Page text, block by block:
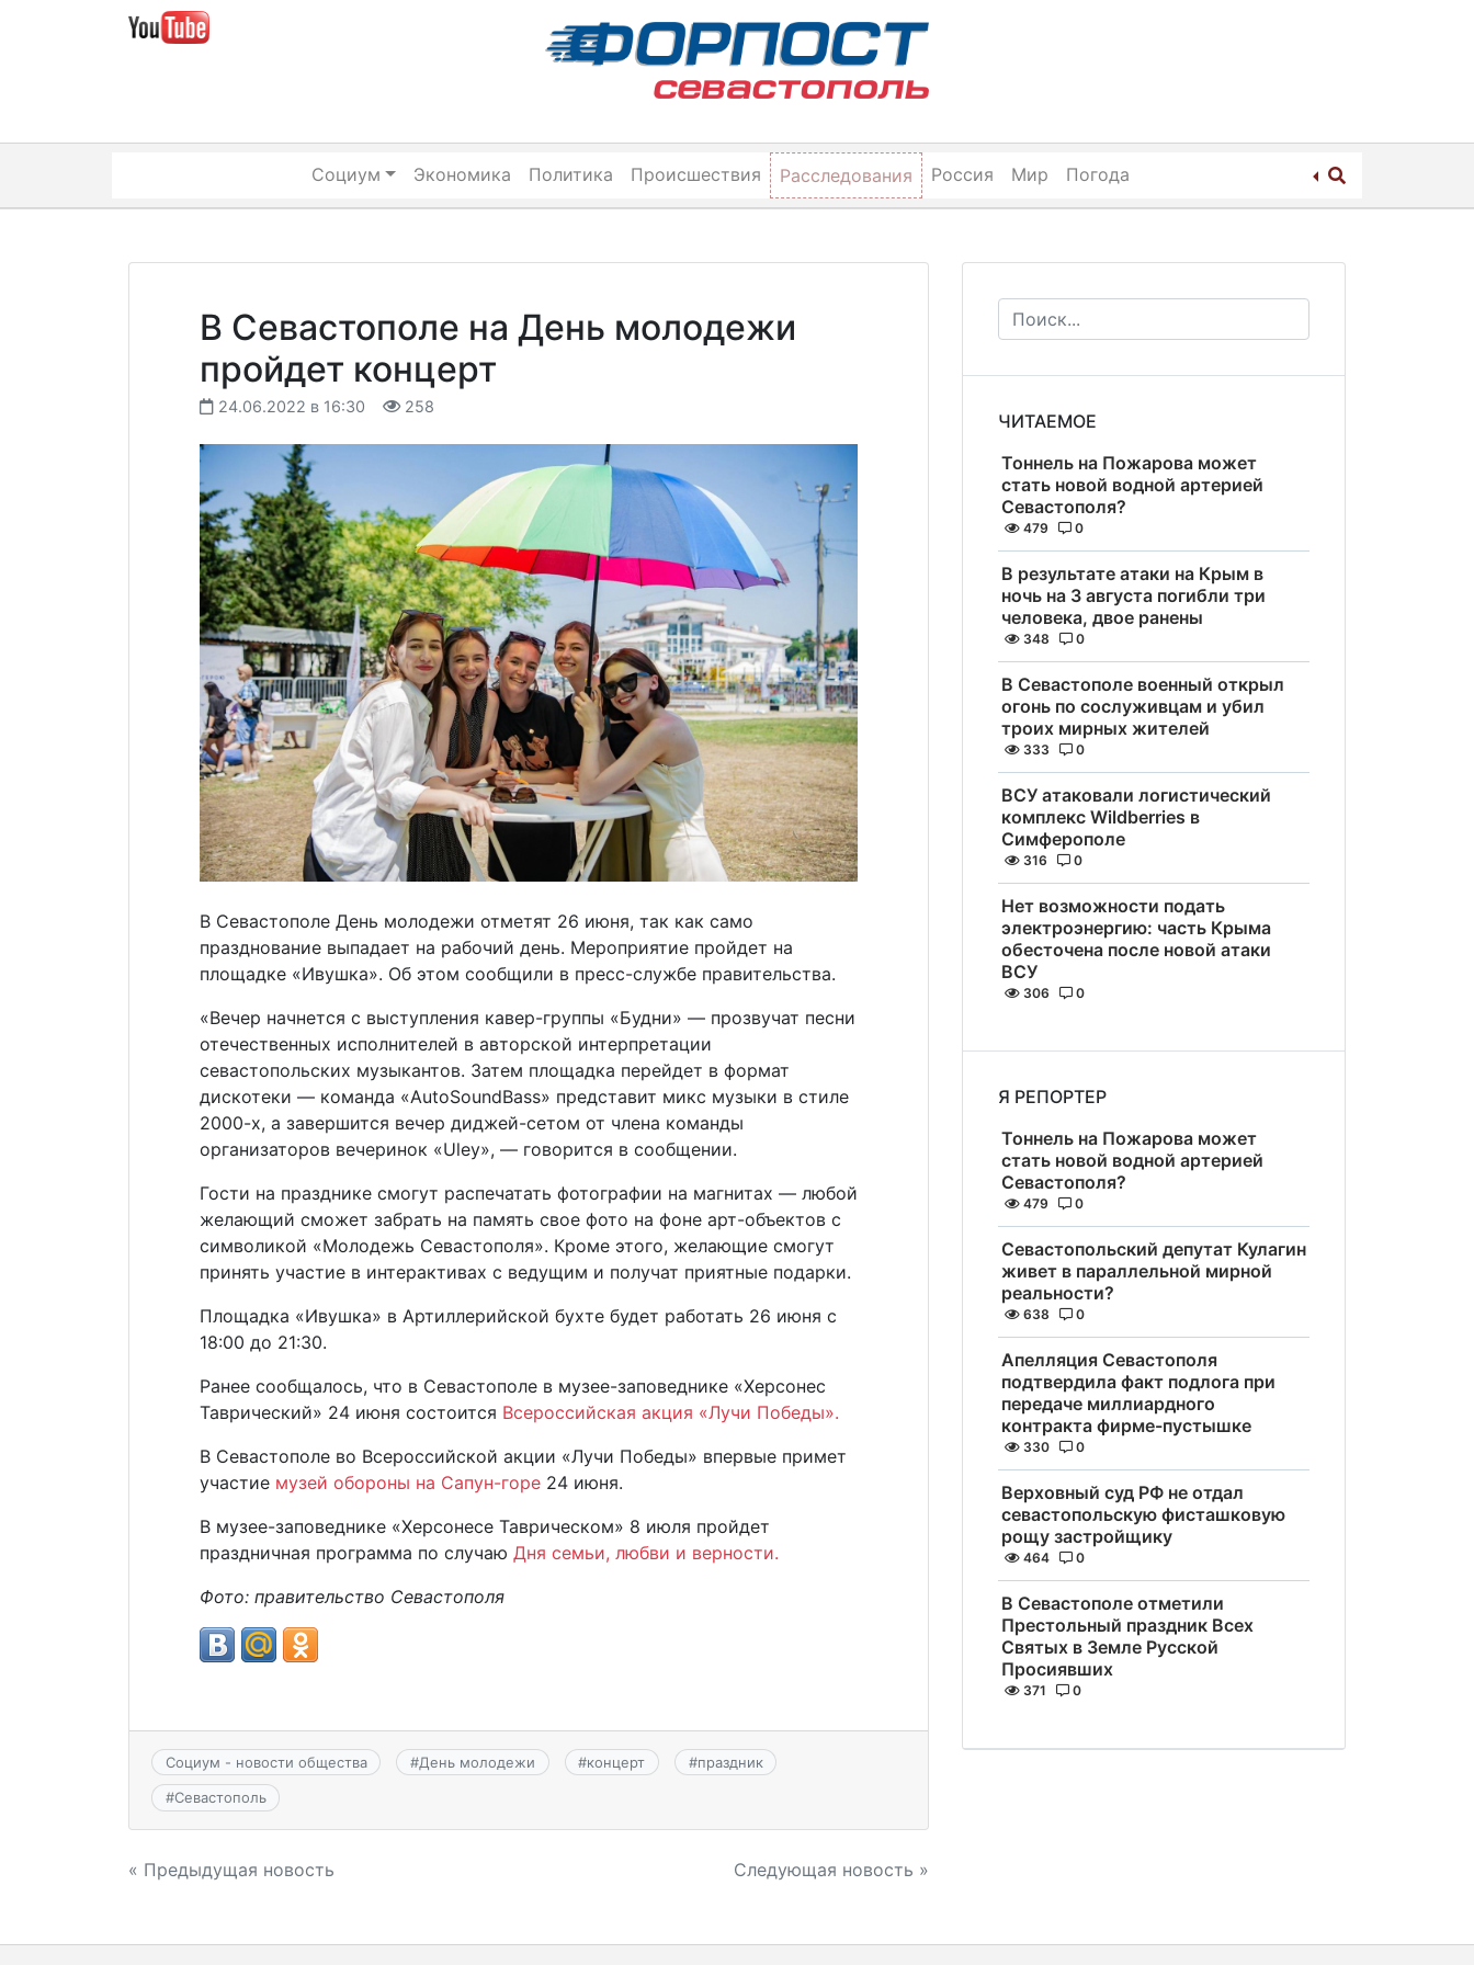
Социум Экономика Политика Происшествия Расследования Россия Мир Погода
В Севастополе на День молодежи
пройдет концерт
24.06.2022 в 16:30 258
В Севастополе День молодежи отметят 26 июня, так как само
празднование выпадает на рабочий день. Мероприятие пройдет на
площадке «Ивушка». Об этом сообщили в пресс-службе правительства.
«Вечер начнется с выступления кавер-группы «Будни» — прозвучат песни
отечественных исполнителей в авторской интерпретации
севастопольских музыкантов. Затем площадка перейдет в формат
дискотеки — команда «AutoSoundBass» представит микс музыки в стиле
2000-х, а завершится вечер диджей-сетом от члена команды
организаторов вечеринок «Uley», — говорится в сообщении.
Гости на празднике смогут распечатать фотографии на магнитах — любой
желающий сможет забрать на память свое фото на фоне арт-объектов с
символикой «Молодежь Севастополя». Кроме этого, желающие смогут
принять участие в интерактивах с ведущим и получат приятные подарки.
Площадка «Ивушка» в Артиллерийской бухте будет работать 26 июня с
18:00 до 21:30.
Ранее сообщалось, что в Севастополе в музее-заповеднике «Херсонес
Таврический» 24 июня состоится Всероссийская акция «Лучи Победы».
В Севастополе во Всероссийской акции «Лучи Победы» впервые примет
участие музей обороны на Сапун-горе 24 июня.
В музее-заповеднике «Херсонесе Таврическом» 8 июля пройдет
праздничная программа по случаю Дня семьи, любви и верности.
Фото: правительство Севастополя
Социум - новости общества #День молодежи #концерт #праздник
#Севастополь
Навигация
« Предыдущая новость Следующая новость »
ЧИТАЕМОЕ
Тоннель на Пожарова может
стать новой водной артерией
Севастополя?
479 0
В результате атаки на Крым в
ночь на 3 августа погибли три
человека, двое ранены
348 0
В Севастополе военный открыл
огонь по сослуживцам и убил
троих мирных жителей
333 0
ВСУ атаковали логистический
комплекс Wildberries в
Симферополе
316 0
Нет возможности подать
электроэнергию: часть Крыма
обесточена после новой атаки
ВСУ
306 0
Я РЕПОРТЕР
Тоннель на Пожарова может
стать новой водной артерией
Севастополя?
479 0
Севастопольский депутат Кулагин
живет в параллельной мирной
реальности?
638 0
Апелляция Севастополя
подтвердила факт подлога при
передаче миллиардного
контракта фирме-пустышке
330 0
Верховный суд РФ не отдал
севастопольскую фисташковую
рощу застройщику
464 0
В Севастополе отметили
Престольный праздник Всех
Святых в Земле Русской
Просиявших
371 0